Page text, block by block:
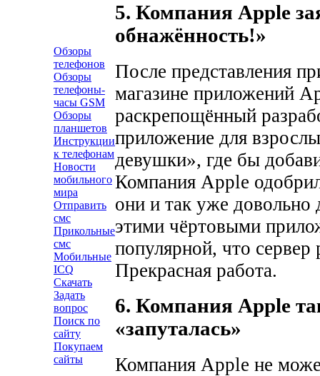
Обзоры
телефонов
Обзоры
телефоны-
часы GSM
Обзоры
планшетов
Инструкции
к телефонам
Новости
мобильного
мира
Отправить
смс
Прикольные
смс
Мобильные
ICQ
Скачать
Задать
вопрос
Поиск по
сайту
Покупаем
сайты
5. Компания Apple
обнажённость!»
После представления
магазине приложений
раскрепощённый
приложение для
девушки», где бы
Компания Apple
они и так уже
этими чёртовыми
популярной, что сервер
Прекрасная работа.
6. Компания Apple
«запуталась»
Компания Apple не